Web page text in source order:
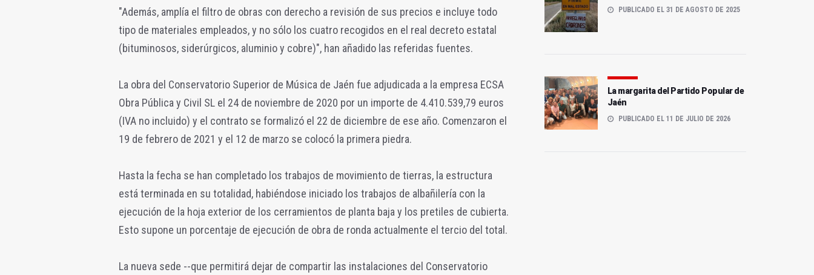
"Además, amplía el filtro de obras con derecho a revisión de sus precios e incluye todo
tipo de materiales empleados, y no sólo los cuatro recogidos en el real decreto estatal
(bituminosos, siderúrgicos, aluminio y cobre)", han añadido las referidas fuentes.
La obra del Conservatorio Superior de Música de Jaén fue adjudicada a la empresa ECSA
Obra Pública y Civil SL el 24 de noviembre de 2020 por un importe de 4.410.539,79 euros
(IVA no incluido) y el contrato se formalizó el 22 de diciembre de ese año. Comenzaron el
19 de febrero de 2021 y el 12 de marzo se colocó la primera piedra.
Hasta la fecha se han completado los trabajos de movimiento de tierras, la estructura
está terminada en su totalidad, habiéndose iniciado los trabajos de albañilería con la
ejecución de la hoja exterior de los cerramientos de planta baja y los pretiles de cubierta.
Esto supone un porcentaje de ejecución de obra de ronda actualmente el tercio del total.
La nueva sede --que permitirá dejar de compartir las instalaciones del Conservatorio
PUBLICADO EL 31 DE AGOSTO DE 2025
La margarita del Partido Popular de
Jaén
PUBLICADO EL 11 DE JULIO DE 2026